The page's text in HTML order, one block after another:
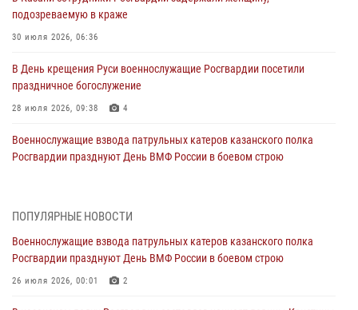
подозреваемую в краже
30 июля 2026, 06:36
В День крещения Руси военнослужащие Росгвардии посетили
праздничное богослужение
28 июля 2026, 09:38 4
Военнослужащие взвода патрульных катеров казанского полка
Росгвардии празднуют День ВМФ России в боевом строю
Татарстанские росгвардейцы завоевали «бронзу» в окружном этапе
24 июля 2026, 15:05
В казанском полку Росгвардии состоялся концерт певицы Кристины
ПОПУЛЯРНЫЕ НОВОСТИ
Военнослужащие взвода патрульных катеров казанского полка
Росгвардии празднуют День ВМФ России в боевом строю
26 июля 2026, 00:01 2